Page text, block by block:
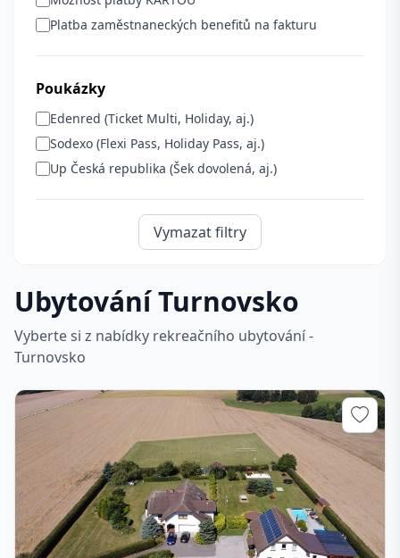
Platba zaměstnaneckých benefitů na fakturu
Poukázky
Edenred (Ticket Multi, Holiday, aj.)
Sodexo (Flexi Pass, Holiday Pass, aj.)
Up Česká republika (Šek dovolená, aj.)
Vymazat filtry
Ubytování Turnovsko
Vyberte si z nabídky rekreačního ubytování -
Turnovsko